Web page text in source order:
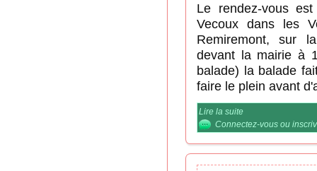
Le rendez-vous
Vecoux dans les
Remiremont, sur
devant la mairie à
balade) la balade
faire le plein avant
Lire la suite
Connectez-vous ou